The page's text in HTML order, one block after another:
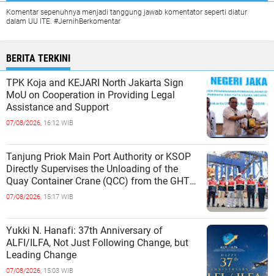
Komentar sepenuhnya menjadi tanggung jawab komentator seperti diatur
dalam UU ITE. #JernihBerkomentar
BERITA TERKINI
TPK Koja and KEJARI North Jakarta Sign
MoU on Cooperation in Providing Legal
Assistance and Support
07/08/2026, 16:12 WIB
Tanjung Priok Main Port Authority or KSOP
Directly Supervises the Unloading of the
Quay Container Crane (QCC) from the GHT
Marimas Ship at the North J
07/08/2026, 15:17 WIB
Yukki N. Hanafi: 37th Anniversary of
ALFI/ILFA, Not Just Following Change, but
Leading Change
07/08/2026, 15:03 WIB